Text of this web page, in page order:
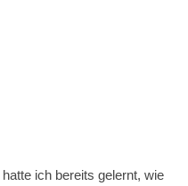
hatte ich bereits gelernt, wie